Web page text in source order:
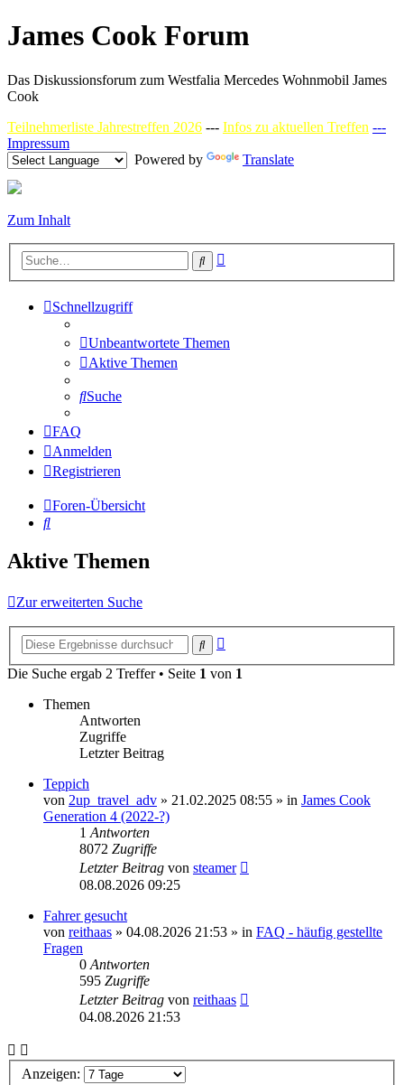
James Cook Forum
Das Diskussionsforum zum Westfalia Mercedes Wohnmobil James
Cook
Teilnehmerliste Jahrestreffen 2026 --- Infos zu aktuellen Treffen ---
Impressum
Powered by
Translate
Zum Inhalt
Suche
Schnellzugriff
Unbeantwortete Themen
Aktive Themen
Suche
FAQ
Anmelden
Registrieren
Foren-Übersicht
Suche
Aktive Themen
Zur erweiterten Suche
Suche
Die Suche ergab 2 Treffer • Seite 1 von 1
Themen
Antworten
Zugriffe
Letzter Beitrag
Teppich
von 2up_travel_adv » 21.02.2025 08:55 » in James Cook
Generation 4 (2022-?)
1 Antworten
8072 Zugriffe
Letzter Beitrag von steamer
08.08.2026 09:25
Fahrer gesucht
von reithaas » 04.08.2026 21:53 » in FAQ - häufig gestellte
Fragen
0 Antworten
595 Zugriffe
Letzter Beitrag von reithaas
04.08.2026 21:53
Anzeigen: